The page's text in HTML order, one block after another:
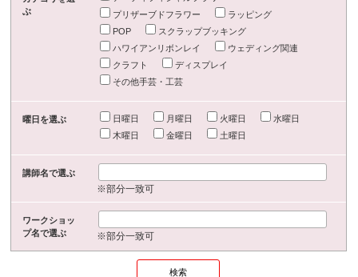
ぶ
プリザーブドフラワー
ラッピング
POP
スクラップブッキング
ハワイアンリボンレイ
ウェディング関連
クラフト
ディスプレイ
その他手芸・工芸
曜日を選ぶ 日曜日 月曜日 火曜日
水曜日
木曜日
金曜日 土曜日
講師名で選ぶ
※部分一致可
ワークショッ
プ名で選ぶ
※部分一致可